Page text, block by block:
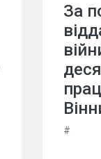
За
#